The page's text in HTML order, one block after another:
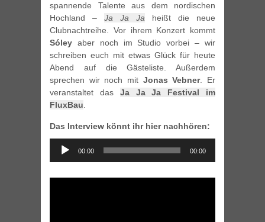
spannende Talente aus dem nordischen
Hochland – Ja Ja Ja heißt die neue
Clubnachtreihe. Vor ihrem Konzert kommt
Sóley aber noch im Studio vorbei – wir
schreiben euch mit etwas Glück für heute
Abend auf die Gästeliste. Außerdem
sprechen wir noch mit Jonas Vebner. Er
veranstaltet das Ja Ja Ja Festival im
FluxBau.
Das Interview könnt ihr hier nachhören:
Audio
Player
00:00 00:00